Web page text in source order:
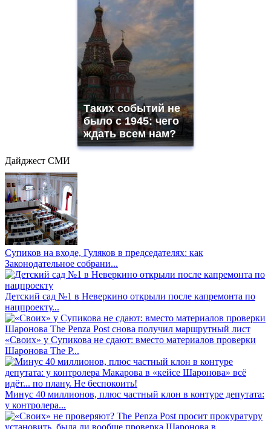
Таких событий не
было с 1945: чего
ждать всем нам?
Дайджест СМИ
Супиков на входе, Гуляков в председателях: как
Законодательное собрани...
Детский сад №1 в Неверкино открыли после капремонта по
нацпроекту...
«Своих» у Супикова не сдают: вместо материалов проверки
Шаронова The P...
Минус 40 миллионов, плюс частный клон в контуре депутата:
у контролера...